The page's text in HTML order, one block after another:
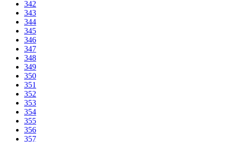
342
343
344
345
346
347
348
349
350
351
352
353
354
355
356
357